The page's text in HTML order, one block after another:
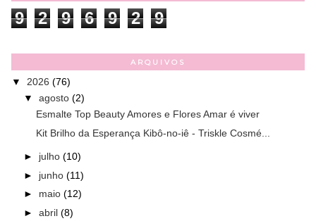
9 2 9 6 9 2 9
ARQUIVOS
▼ 2026 (76)
▼ agosto (2)
Esmalte Top Beauty Amores e Flores Amar é viver
Kit Brilho da Esperança Kibô-no-iê - Triskle Cosmé...
► julho (10)
► junho (11)
► maio (12)
► abril (8)